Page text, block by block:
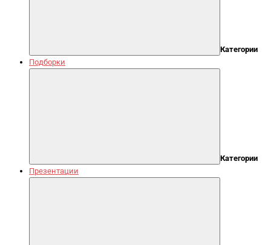
Категории
Подборки
Категории
Презентации